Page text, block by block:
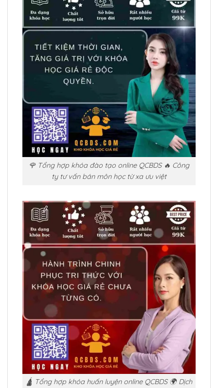
🌹 Tổng hợp khóa đào tạo online QCBDS 🔥 Công
ty tư vấn bán môn học từ xa ưu việt
🛕 Tổng hợp khóa huấn luyện online QCBDS 🌍 Dịch